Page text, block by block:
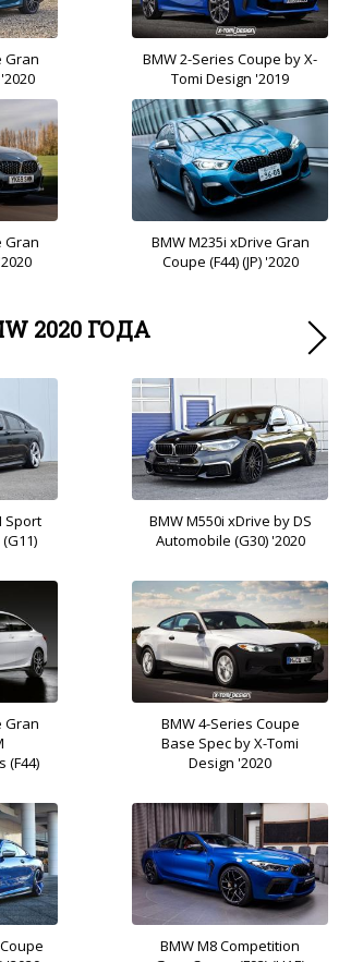
Gran
BMW 2-Series Coupe by X-
Tomi Design '2019
Gran
BMW M235i xDrive Gran
Coupe (F44) (JP) '2020
2020 ГОДА
Sport
BMW M550i xDrive by DS
Automobile (G30) '2020
Gran
(F44)
BMW 4-Series Coupe
Base Spec by X-Tomi
Design '2020
BMW M8 Competition